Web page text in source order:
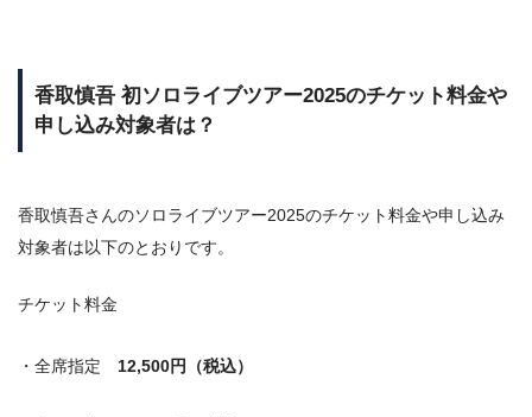
香取慎吾 初ソロライブツアー2025のチケット料金や
申し込み対象者は？
香取慎吾さんのソロライブツアー2025のチケット料金や申し込み
対象者は以下のとおりです。
チケット料金
・全席指定 12,500円（税込）